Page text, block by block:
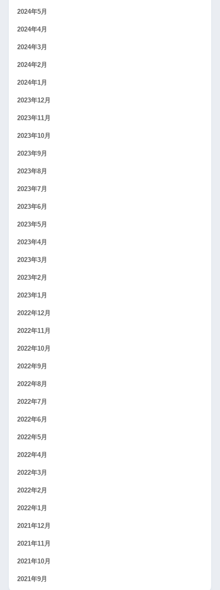
2024年5月
2024年4月
2024年3月
2024年2月
2024年1月
2023年12月
2023年11月
2023年10月
2023年9月
2023年8月
2023年7月
2023年6月
2023年5月
2023年4月
2023年3月
2023年2月
2023年1月
2022年12月
2022年11月
2022年10月
2022年9月
2022年8月
2022年7月
2022年6月
2022年5月
2022年4月
2022年3月
2022年2月
2022年1月
2021年12月
2021年11月
2021年10月
2021年9月